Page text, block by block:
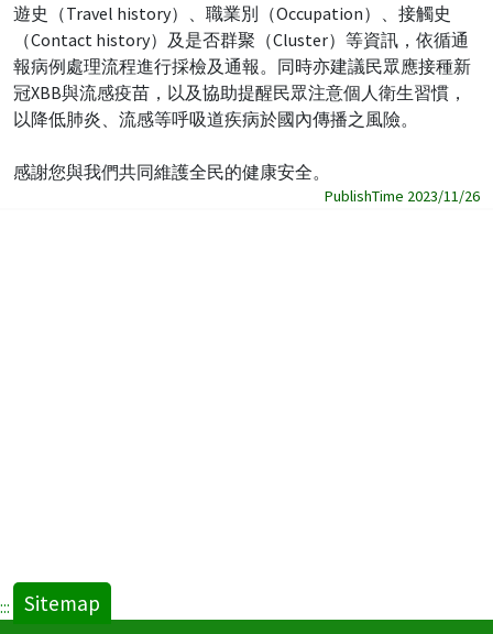
遊史（Travel history）、職業別（Occupation）、接觸史
（Contact history）及是否群聚（Cluster）等資訊，依循通
報病例處理流程進行採檢及通報。同時亦建議民眾應接種新
冠XBB與流感疫苗，以及協助提醒民眾注意個人衛生習慣，
以降低肺炎、流感等呼吸道疾病於國內傳播之風險。
感謝您與我們共同維護全民的健康安全。
PublishTime 2023/11/26
::: Sitemap